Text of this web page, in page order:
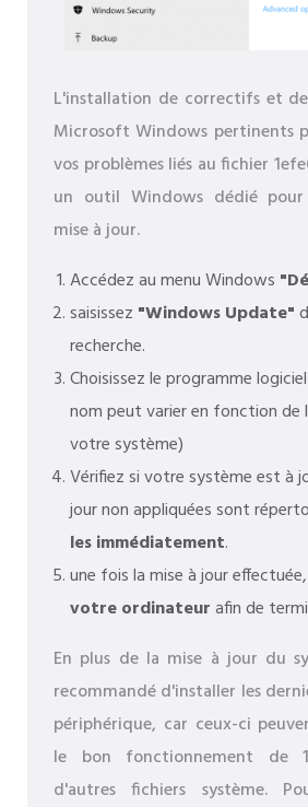
L'installation de correctifs et
Microsoft Windows pertinents
vos problèmes liés au fichier
un outil Windows dédié
mise à jour.
Accédez au menu Windows
saisissez "Windows Update"
recherche.
Choisissez le programme
nom peut varier en fonction de
votre système)
Vérifiez si votre système est à
jour non appliquées sont
les immédiatement.
une fois la mise à jour effectuée,
votre ordinateurafin de
En plus de la mise à jour du
recommandé d'installer les
périphérique, car ceux-ci
le bon fonctionnement de
d'autres fichiers système.